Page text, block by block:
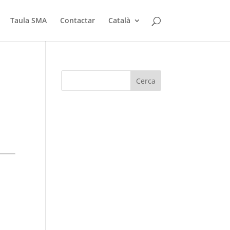
Taula SMA Contactar Català